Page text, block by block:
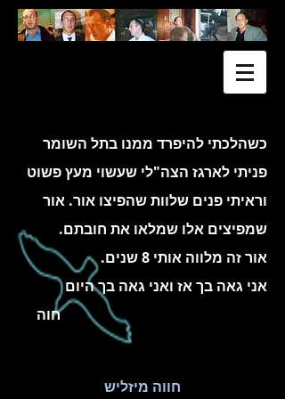
כשהלכתי להיפרד ממנו בתל השומר
פניתי לארגז הצה"לי שעשוי מעץ פשוט
וראיתי פנים שלוות שהפיצו אור. אור
שמפיצים אלו שמלאו את חובתם.
אור זה מלווה אותי 8 שנים.
אני גאה בך אז ואני גאה בך היום
חוה
חווה מיזליש